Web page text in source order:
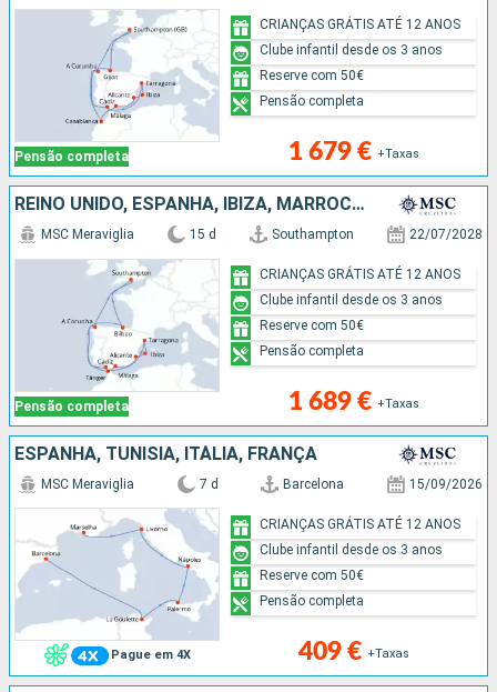
Pensão completa 1 679 € +Taxas
CRIANÇAS GRÁTIS ATÉ 12 ANOS
Clube infantil desde os 3 anos
Reserve com 50€
Pensão completa
REINO UNIDO, ESPANHA, IBIZA, MARROCOS
Pensão completa
MSC Meraviglia 15 d Southampton 22/07/2028
1 689 € +Taxas
CRIANÇAS GRÁTIS ATÉ 12 ANOS
Clube infantil desde os 3 anos
Reserve com 50€
Pensão completa
ESPANHA, TUNÍSIA, ITÁLIA, FRANÇA
Pague em 4X
MSC Meraviglia 7 d Barcelona 15/09/2026
409 € +Taxas
CRIANÇAS GRÁTIS ATÉ 12 ANOS
Clube infantil desde os 3 anos
Reserve com 50€
Pensão completa